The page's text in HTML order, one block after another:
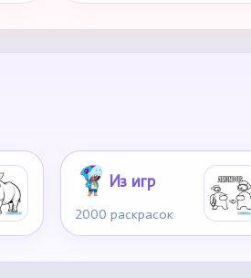
Из игр
2000 раскрасок